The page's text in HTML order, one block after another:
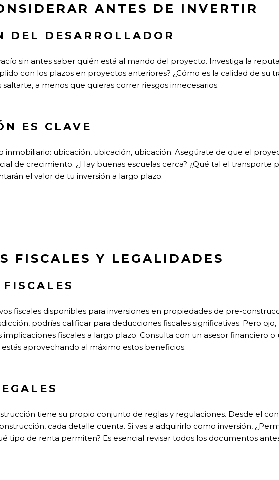
ANTES DE INVERTIR
DEL DESARROLLADOR
sin antes saber quién está al mando del proyecto. Investiga la
con los plazos en proyectos anteriores? ¿Cómo es la calidad de su
a menos que quieras correr riesgos innecesarios.
ES CLAVE
inmobiliario: ubicación, ubicación, ubicación. Asegúrate de que el
de crecimiento. ¿Hay buenas escuelas cerca? ¿Qué tal el transporte
el valor de tu inversión a largo plazo.
FISCALES Y LEGALIDADES
fiscales disponibles para inversiones en propiedades de pre-
podrías calificar para deducciones fiscales significativas. Pero
fiscales a largo plazo. Consulta con un asesor financiero
aprovechando al máximo estos beneficios.
tiene su propio conjunto de reglas y regulaciones. Desde el
cada detalle cuenta. Si vas a adquirirlo como inversión,
tipo de renta permiten? Es esencial revisar todos los documentos